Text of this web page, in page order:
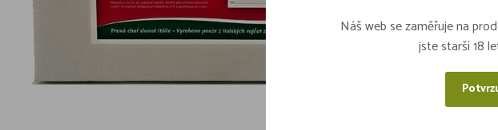
Náš web se zaměřuje na
jste starší 18